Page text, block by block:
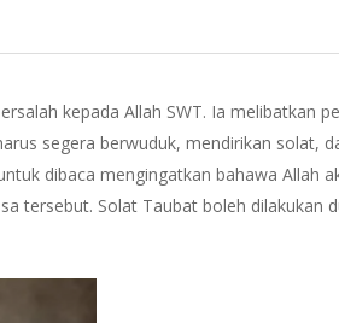
kepada Allah SWT. Ia melibatkan
segera berwuduk, mendirikan solat,
dibaca mengingatkan bahawa Allah
tersebut. Solat Taubat boleh dilakukan